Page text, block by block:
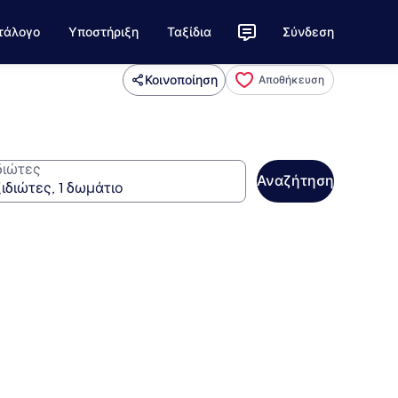
Υποστήριξη Ταξίδια Σύνδεση
Κοινοποίηση Αποθήκευση
Αναζήτηση